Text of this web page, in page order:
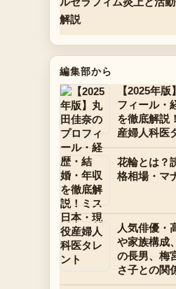
解説
編集部から
【2025年
フィール・
を徹底解説
産婦人科医
花輪とは？
格相場・マ
人気俳優・
や家族構成
の長男、梅
さ子との関